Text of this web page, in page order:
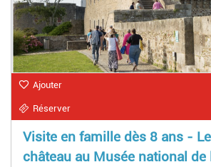
Ajouter
Réserver
Visite en famille dès 8 ans -
château au Musée national de